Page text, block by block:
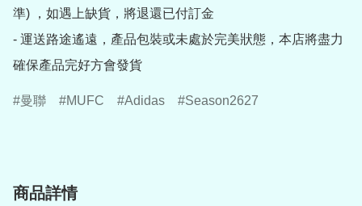
準) ，如遇上缺貨，將退還已付訂金
- 運送路途遙遠，產品包裝或未處於完美狀態，本店將盡力
確保產品完好方會發貨
曼聯 MUFC Adidas Season2627
商品詳情